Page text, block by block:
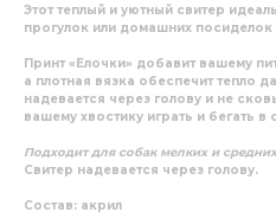
Этот теплый и уютный свитер
прогулок или домашних посиделок
Принт «Елочки» добавит вашему
а плотная вязка обеспечит тепло
надевается через голову и не
вашему хвостику играть и бегать в
Подходит для собак мелких и
Свитер надевается через голову.
Состав: акрил